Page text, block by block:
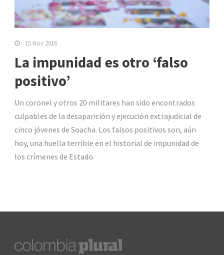
15 Nov 2016
La impunidad es otro ‘falso
positivo’
Un coronel y otros 20 militares han sido encontrados
culpables de la desaparición y ejecución extrajudicial de
cinco jóvenes de Soacha. Los falsos positivos son, aún
hoy, una huella terrible en el historial de impunidad de
los crímenes de Estado.